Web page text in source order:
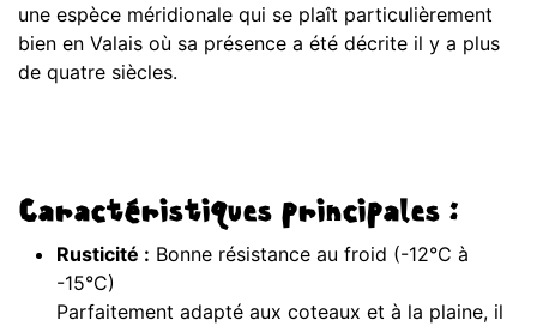
une espèce méridionale qui se plaît particulièrement
bien en Valais où sa présence a été décrite il y a plus
de quatre siècles.
Caractéristiques principales :
Rusticité : Bonne résistance au froid (-12°C à
-15°C)
Parfaitement adapté aux coteaux et à la plaine, il